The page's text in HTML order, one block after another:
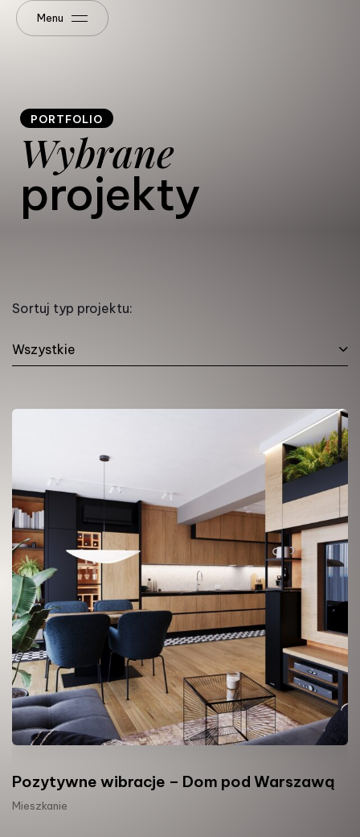
Menu
PORTFOLIO
Wybrane
projekty
Sortuj typ projektu:
Wszystkie
Pozytywne wibracje – Dom pod Warszawą
Mieszkanie